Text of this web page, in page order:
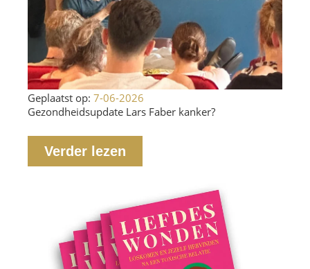
Geplaatst op: 7-06-2026
Gezondheidsupdate Lars Faber kanker?
Verder lezen